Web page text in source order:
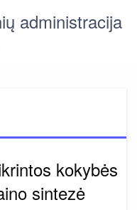
administracija
kokybės
sintezė